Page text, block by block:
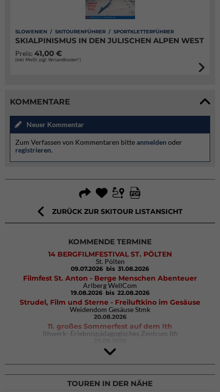
SLOWENIEN / SKITOURENFÜHRER / SPORTKLETTERFÜHRER
SKIALPINISMUS IN DEN JULISCHEN ALPEN WEST
Preis: 41,00 €
(inkl. MwSt. zzgl. Versandkosten*)
KOMMENTARE
Neuer Kommentar
Zum Verfassen von Kommentaren bitteanmelden oder
registrieren.
ZURÜCK ZUR SKITOUR LISTANSICHT
KOMMENDE TERMINE
14 BERGFILMFESTIVAL ST. PÖLTEN
St. Pölten
09.07.2026 bis 31.08.2026
Filmfest St. Anton - Berge Menschen Abenteuer
Arlberg WellCom
19.08.2026 bis 22.08.2026
Strudel, Film und Sterne - Freiluftkino im Gesäuse
Weidendom Gesäuse Stmk
20.08.2026
11. großes Sommerfest auf dem Ith
Ithwerk- Erlebnispädagogisches Zentrum Ith
4Blocs KIDS 2026
DAV Kletter- & Boulderzentrum München Süd (Thalkirchen)
26.09.2026
TOUREN IN DER NÄHE